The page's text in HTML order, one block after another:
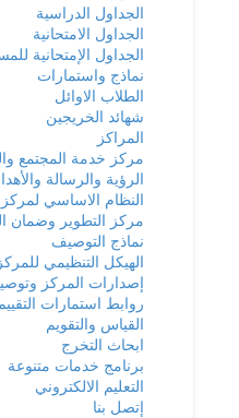
الجداول الدراسية
الجداول الامتحانية
الجداول الإمتحانية
نماذج واستمارات
الطلاب الاوائل
شهائد الخريجين
المراكز
مركز خدمة المجتمع
الرؤية والرسالة
النظام الاساسي
مركز التطوير وضمان
نماذج التوصيف
الهيكل التنظيمي للمركز
إصدارات المركز
روابط استمارات
القياس والتقويم
ابحاث التخرج
برنامج خدمات متنوعة
التعليم الالكتروني
إتصل بنا